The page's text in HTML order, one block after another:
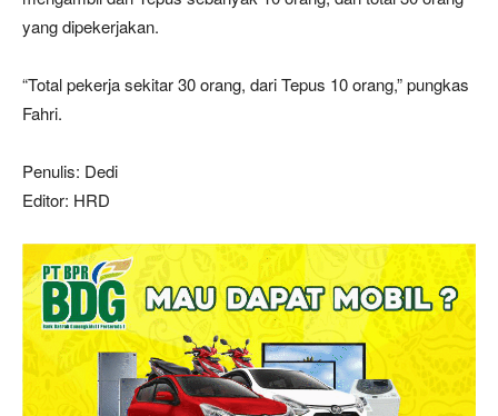
yang dipekerjakan.
“Total pekerja sekitar 30 orang, dari Tepus 10 orang,” pungkas
Fahri.
Penulis: Dedi
Editor: HRD